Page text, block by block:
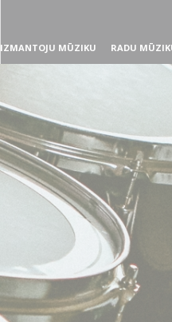
IZMANTOJU MŪZIKU RADU